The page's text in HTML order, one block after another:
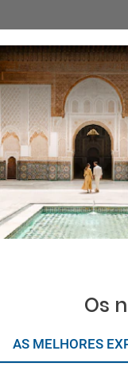
Os
AS MELHORES